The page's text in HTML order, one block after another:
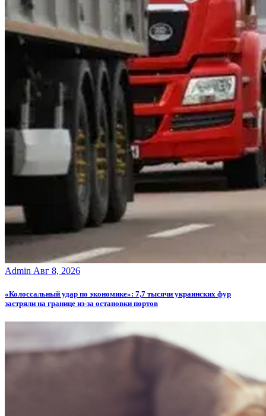
Admin Авг 8, 2026
«Колоссальный удар по экономике»: 7,7 тысячи украинских фур
застряли на границе из-за остановки портов